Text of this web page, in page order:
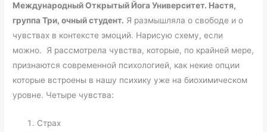
Международный Открытый Йога Университет. Настя,
группа Три, очный студент. Я размышляла о свободе и о
чувствах в контексте эмоций. Нарисую схему, если
можно. Я рассмотрела чувства, которые, по крайней мере,
признаются современной психологией, как некие опции
которые встроены в нашу психику уже на биохимическом
уровне. Четыре чувства:
Страх